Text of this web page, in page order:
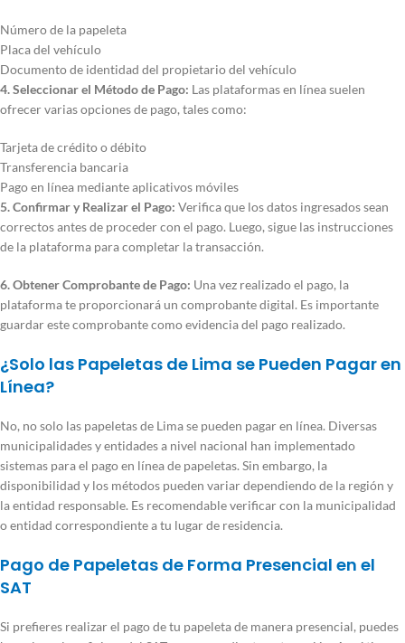
Número de la papeleta
Placa del vehículo
Documento de identidad del propietario del vehículo
4. Seleccionar el Método de Pago: Las plataformas en línea suelen
ofrecer varias opciones de pago, tales como:
Tarjeta de crédito o débito
Transferencia bancaria
Pago en línea mediante aplicativos móviles
5. Confirmar y Realizar el Pago: Verifica que los datos ingresados sean
correctos antes de proceder con el pago. Luego, sigue las instrucciones
de la plataforma para completar la transacción.
6. Obtener Comprobante de Pago: Una vez realizado el pago, la
plataforma te proporcionará un comprobante digital. Es importante
guardar este comprobante como evidencia del pago realizado.
¿Solo las Papeletas de Lima se Pueden Pagar en
Línea?
No, no solo las papeletas de Lima se pueden pagar en línea. Diversas
municipalidades y entidades a nivel nacional han implementado
sistemas para el pago en línea de papeletas. Sin embargo, la
disponibilidad y los métodos pueden variar dependiendo de la región y
la entidad responsable. Es recomendable verificar con la municipalidad
o entidad correspondiente a tu lugar de residencia.
Pago de Papeletas de Forma Presencial en el
SAT
Si prefieres realizar el pago de tu papeleta de manera presencial, puedes
Una publicación compartida de bonitelPerú (@bonitelgps)